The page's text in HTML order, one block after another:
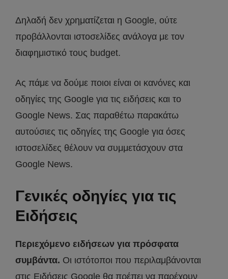
Δηλαδή δεν χρηματίζεται η Google, ούτε
προβάλλονται ιστοσελίδες ανάλογα με τον
διαφημιστικό τους budget.
Ας πάμε να δούμε ποιοι είναι οι κανόνες και
οδηγίες της Google για τις ειδήσεις και το
Google News. Σας παραθέτω παρακάτω
αυτούσιες τις οδηγίες της Google για όσες
ιστοσελίδες θέλουν να συμμετάσχουν στα
Google News.
Γενικές οδηγίες για τις
Ειδήσεις
Περιεχόμενο ειδήσεων για πρόσφατα
συμβάντα. Οι ιστότοποι που περιλαμβάνονται
στις Ειδήσεις Google θα πρέπει να παρέχουν